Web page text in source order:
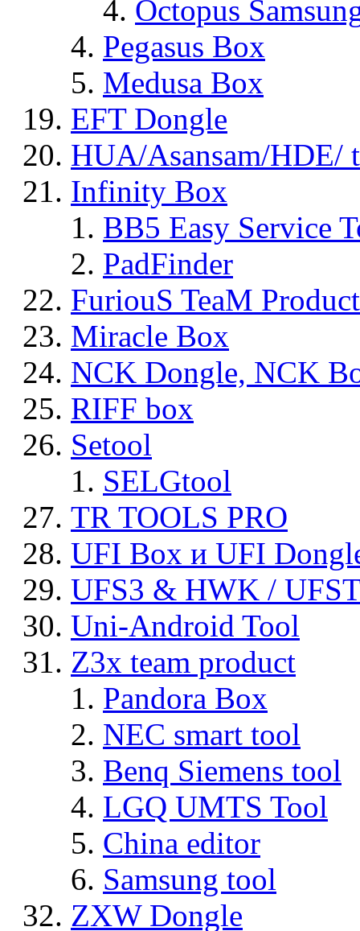
Octopus
Pegasus Box
Medusa Box
EFT Dongle
HUA/Asansam/HDE/
Infinity Box
BB5 Easy Service
PadFinder
FuriouS TeaM
Miracle Box
NCK Dongle, NCK
RIFF box
Setool
SELGtool
TR TOOLS PRO
UFI Box и UFI
UFS3 & HWK /
Uni-Android Tool
Z3x team product
Pandora Box
NEC smart tool
Benq Siemens tool
LGQ UMTS Tool
China editor
Samsung tool
ZXW Dongle